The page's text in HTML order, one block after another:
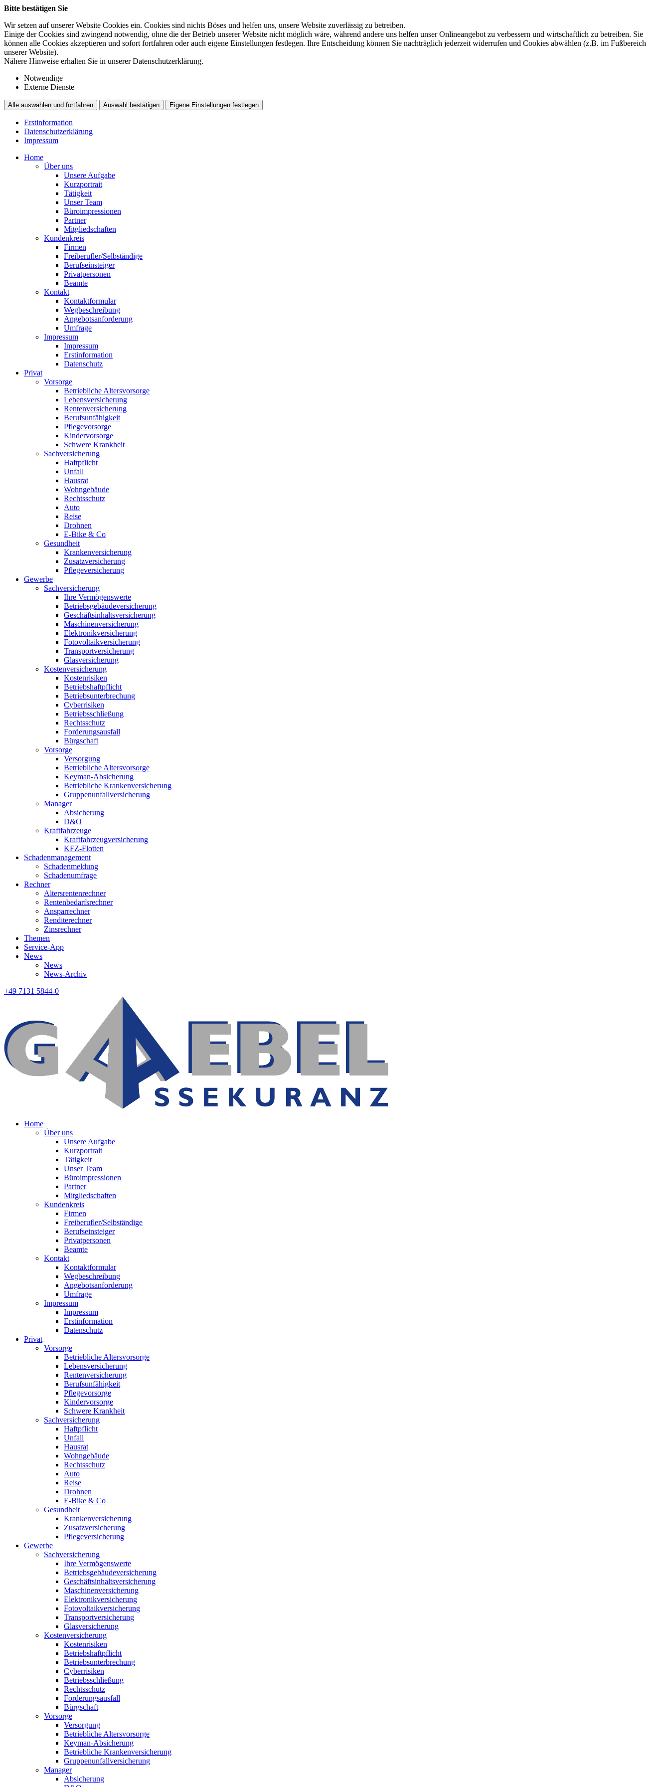
Bitte bestätigen Sie
Wir setzen auf unserer Website Cookies ein. Cookies sind nichts Böses und helfen uns, unsere Website zuverlässig zu betreiben.
Einige der Cookies sind zwingend notwendig, ohne die der Betrieb unserer Website nicht möglich wäre, während andere uns helfen unser Onlineangebot zu verbessern und wirtschaftlich zu betreiben. Sie
können alle Cookies akzeptieren und sofort fortfahren oder auch eigene Einstellungen festlegen. Ihre Entscheidung können Sie nachträglich jederzeit widerrufen und Cookies abwählen (z.B. im Fußbereich
unserer Website).
Nähere Hinweise erhalten Sie in unserer Datenschutzerklärung.
Notwendige
Externe Dienste
Alle auswählen und fortfahren Auswahl bestätigen Eigene Einstellungen festlegen
Erstinformation
Datenschutzerklärung
Impressum
Home
Über uns
Unsere Aufgabe
Kurzportrait
Tätigkeit
Unser Team
Büroimpressionen
Partner
Mitgliedschaften
Kundenkreis
Firmen
Freiberufler/Selbständige
Berufseinsteiger
Privatpersonen
Beamte
Kontakt
Kontaktformular
Wegbeschreibung
Angebotsanforderung
Umfrage
Impressum
Impressum
Erstinformation
Datenschutz
Privat
Vorsorge
Betriebliche Altersvorsorge
Lebensversicherung
Rentenversicherung
Berufsunfähigkeit
Pflegevorsorge
Kindervorsorge
Schwere Krankheit
Sachversicherung
Haftpflicht
Unfall
Hausrat
Wohngebäude
Rechtsschutz
Auto
Reise
Drohnen
E-Bike & Co
Gesundheit
Krankenversicherung
Zusatzversicherung
Pflegeversicherung
Gewerbe
Sachversicherung
Ihre Vermögenswerte
Betriebsgebäudeversicherung
Geschäftsinhaltsversicherung
Maschinenversicherung
Elektronikversicherung
Fotovoltaikversicherung
Transportversicherung
Glasversicherung
Kostenversicherung
Kostenrisiken
Betriebshaftpflicht
Betriebsunterbrechung
Cyberrisiken
Betriebsschließung
Rechtsschutz
Forderungsausfall
Bürgschaft
Vorsorge
Versorgung
Betriebliche Altersvorsorge
Keyman-Absicherung
Betriebliche Krankenversicherung
Gruppenunfallversicherung
Manager
Absicherung
D&O
Kraftfahrzeuge
Kraftfahrzeugversicherung
KFZ-Flotten
Schadenmanagement
Schadenmeldung
Schadenumfrage
Rechner
Altersrentenrechner
Rentenbedarfsrechner
Ansparrechner
Renditerechner
Zinsrechner
Themen
Service-App
News
News
News-Archiv
+49 7131 5844-0
Home
Über uns
Unsere Aufgabe
Kurzportrait
Tätigkeit
Unser Team
Büroimpressionen
Partner
Mitgliedschaften
Kundenkreis
Firmen
Freiberufler/Selbständige
Berufseinsteiger
Privatpersonen
Beamte
Kontakt
Kontaktformular
Wegbeschreibung
Angebotsanforderung
Umfrage
Impressum
Impressum
Erstinformation
Datenschutz
Privat
Vorsorge
Betriebliche Altersvorsorge
Lebensversicherung
Rentenversicherung
Berufsunfähigkeit
Pflegevorsorge
Kindervorsorge
Schwere Krankheit
Sachversicherung
Haftpflicht
Unfall
Hausrat
Wohngebäude
Rechtsschutz
Auto
Reise
Drohnen
E-Bike & Co
Gesundheit
Krankenversicherung
Zusatzversicherung
Pflegeversicherung
Gewerbe
Sachversicherung
Ihre Vermögenswerte
Betriebsgebäudeversicherung
Geschäftsinhaltsversicherung
Maschinenversicherung
Elektronikversicherung
Fotovoltaikversicherung
Transportversicherung
Glasversicherung
Kostenversicherung
Kostenrisiken
Betriebshaftpflicht
Betriebsunterbrechung
Cyberrisiken
Betriebsschließung
Rechtsschutz
Forderungsausfall
Bürgschaft
Vorsorge
Versorgung
Betriebliche Altersvorsorge
Keyman-Absicherung
Betriebliche Krankenversicherung
Gruppenunfallversicherung
Manager
Absicherung